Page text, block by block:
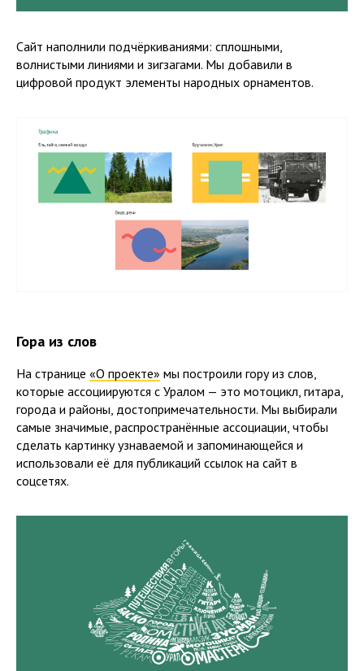
Сайт наполнили подчёркиваниями: сплошными,
волнистыми линиями и зигзагами. Мы добавили в
цифровой продукт элементы народных орнаментов.
Гора из слов
На странице «О проекте» мы построили гору из слов,
которые ассоциируются с Уралом — это мотоцикл, гитара,
города и районы, достопримечательности. Мы выбирали
самые значимые, распространённые ассоциации, чтобы
сделать картинку узнаваемой и запоминающейся и
использовали её для публикаций ссылок на сайт в
соцсетях.